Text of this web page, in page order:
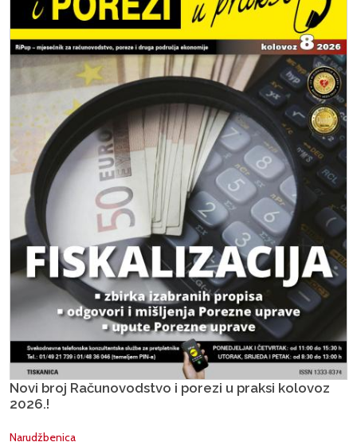
Novi broj Računovodstvo i porezi u praksi kolovoz
2026.!
Narudžbenica